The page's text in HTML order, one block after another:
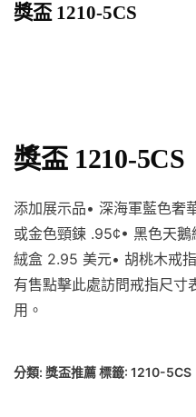
獎盃 1210-5CS
獎盃 1210-5CS
添加展示品• 深海軍藍色奢
或金色頸鍊 .95¢• 黑色天
絨盒 2.95 美元• 胡桃木戒
有售點擊此處訪問戒指尺寸
用。
分類: 獎盃推薦標籤: 1210-5CS